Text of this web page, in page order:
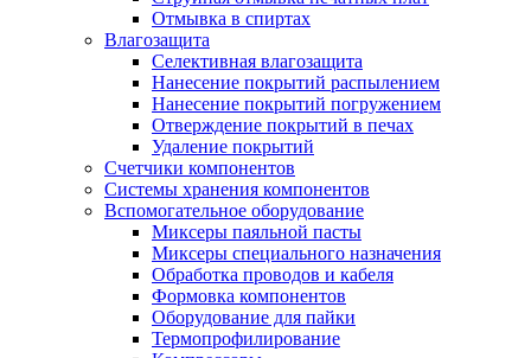
Отмывка в спиртах
Влагозащита
Селективная влагозащита
Нанесение покрытий распылением
Нанесение покрытий погружением
Отверждение покрытий в печах
Удаление покрытий
Счетчики компонентов
Системы хранения компонентов
Вспомогательное оборудование
Миксеры паяльной пасты
Миксеры специального назначения
Обработка проводов и кабеля
Формовка компонентов
Оборудование для пайки
Термопрофилирование